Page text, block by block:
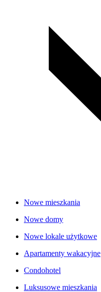
Nowe mieszkania
Nowe domy
Nowe lokale użytkowe
Apartamenty wakacyjne
Condohotel
Luksusowe mieszkania